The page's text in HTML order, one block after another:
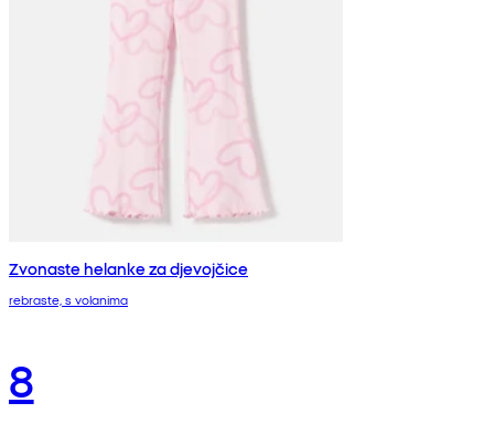
Zvonaste helanke za djevojčice
rebraste, s volanima
8